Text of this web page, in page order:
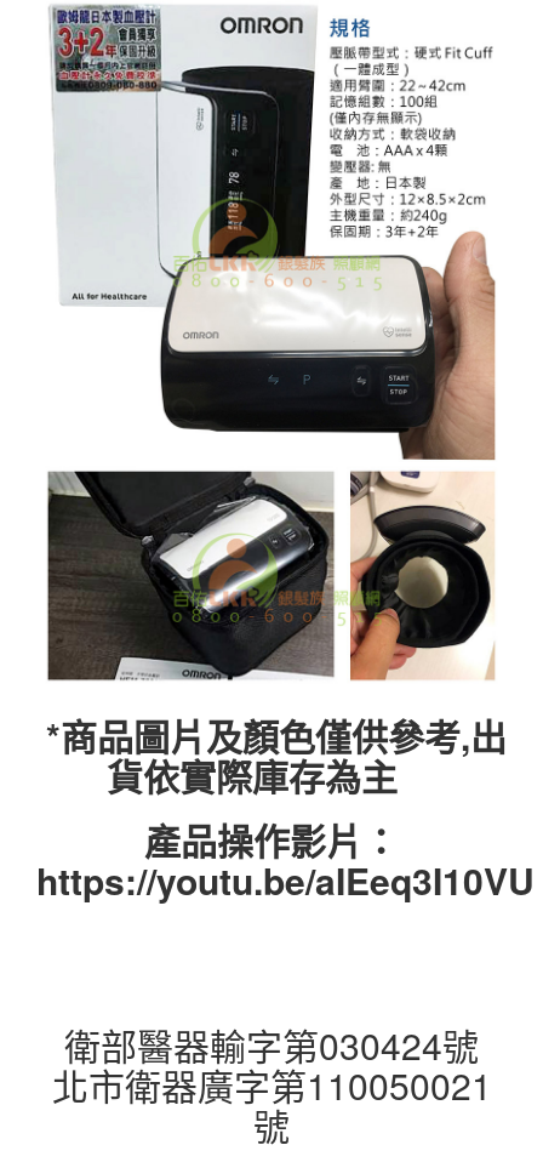
*商品圖片及顏色僅供參考,出
貨依實際庫存為主
產品操作影片：
https://youtu.be/aIEeq3I10VU
衛部醫器輸字第030424號
北市衛器廣字第110050021
號